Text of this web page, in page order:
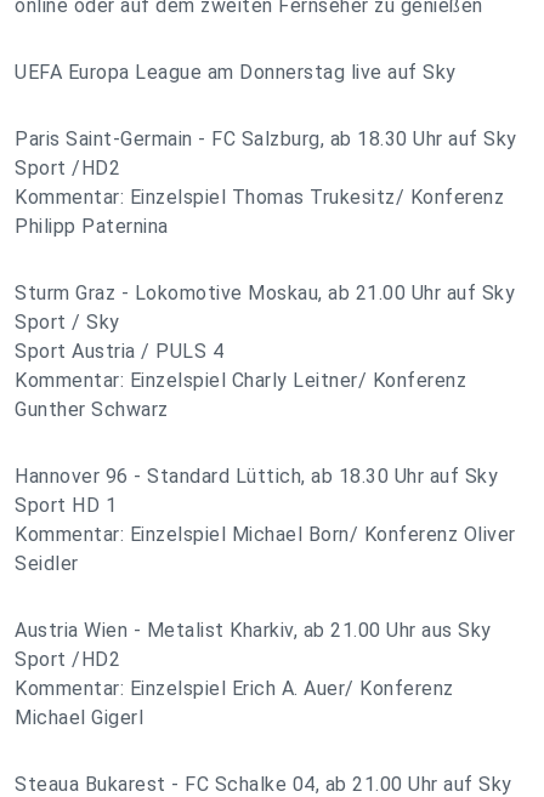
online oder auf dem zweiten Fernseher zu genießen
UEFA Europa League am Donnerstag live auf Sky
Paris Saint-Germain - FC Salzburg, ab 18.30 Uhr auf Sky
Sport /HD2
Kommentar: Einzelspiel Thomas Trukesitz/ Konferenz
Philipp Paternina
Sturm Graz - Lokomotive Moskau, ab 21.00 Uhr auf Sky
Sport / Sky
Sport Austria / PULS 4
Kommentar: Einzelspiel Charly Leitner/ Konferenz
Gunther Schwarz
Hannover 96 - Standard Lüttich, ab 18.30 Uhr auf Sky
Sport HD 1
Kommentar: Einzelspiel Michael Born/ Konferenz Oliver
Seidler
Austria Wien - Metalist Kharkiv, ab 21.00 Uhr aus Sky
Sport /HD2
Kommentar: Einzelspiel Erich A. Auer/ Konferenz
Michael Gigerl
Steaua Bukarest - FC Schalke 04, ab 21.00 Uhr auf Sky